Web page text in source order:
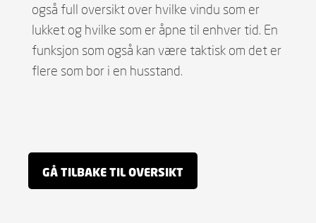
også full oversikt over hvilke vindu som er
lukket og hvilke som er åpne til enhver tid. En
funksjon som også kan være taktisk om det er
flere som bor i en husstand.
GÅ TILBAKE TIL OVERSIKT